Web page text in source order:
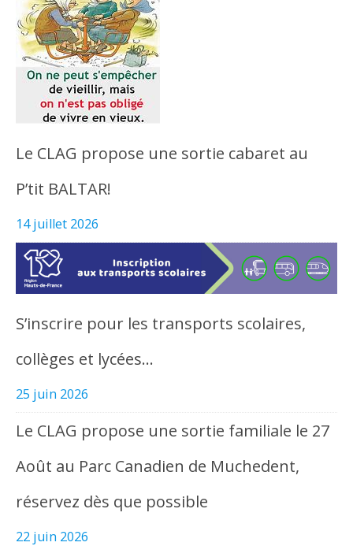
Le CLAG propose une sortie cabaret au
P’tit BALTAR!
14 juillet 2026
S’inscrire pour les transports scolaires,
collèges et lycées…
25 juin 2026
Le CLAG propose une sortie familiale le 27
Août au Parc Canadien de Muchedent,
réservez dès que possible
22 juin 2026